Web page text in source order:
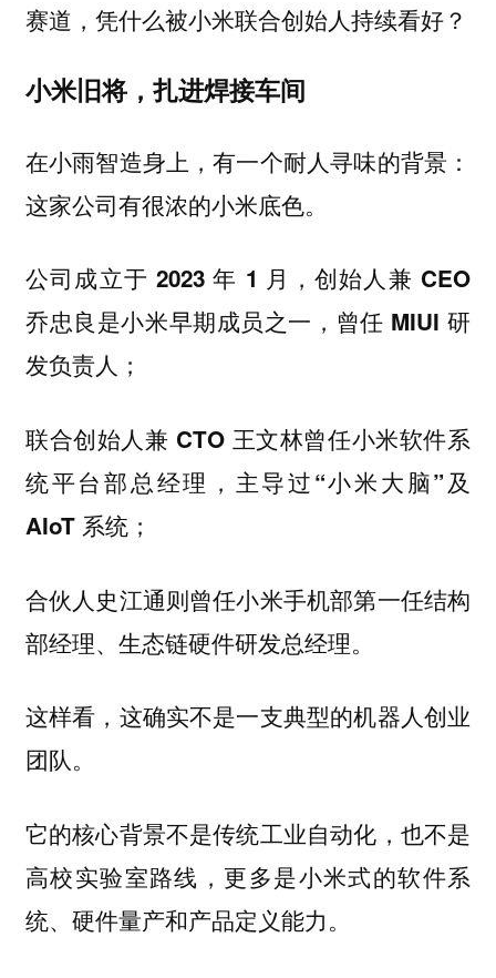
赛道，凭什么被小米联合创始人持续看好？
小米旧将，扎进焊接车间
在小雨智造身上，有一个耐人寻味的背景：
这家公司有很浓的小米底色。
公司成立于 2023 年 1 月，创始人兼 CEO
乔忠良是小米早期成员之一，曾任 MIUI 研
发负责人；
联合创始人兼 CTO 王文林曾任小米软件系
统平台部总经理，主导过“小米大脑”及
AIoT 系统；
合伙人史江通则曾任小米手机部第一任结构
部经理、生态链硬件研发总经理。
这样看，这确实不是一支典型的机器人创业
团队。
它的核心背景不是传统工业自动化，也不是
高校实验室路线，更多是小米式的软件系
统、硬件量产和产品定义能力。